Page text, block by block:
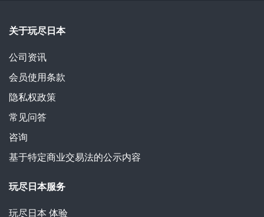
关于玩尽日本
公司资讯
会员使用条款
隐私权政策
常见问答
咨询
基于特定商业交易法的公示内容
玩尽日本服务
玩尽日本 体验